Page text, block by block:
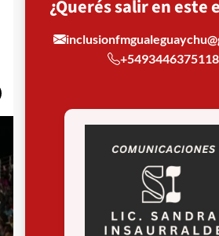
¿Querés salir en este
+5493446375118